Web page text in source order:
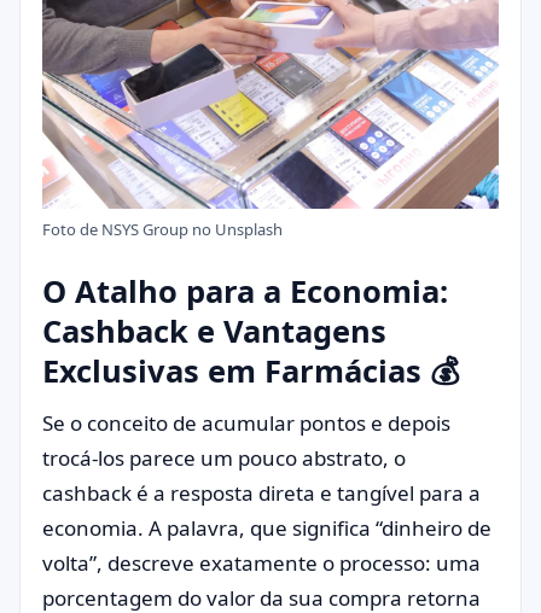
Foto de NSYS Group no Unsplash
O Atalho para a Economia:
Cashback e Vantagens
Exclusivas em Farmácias 💰
Se o conceito de acumular pontos e depois
trocá-los parece um pouco abstrato, o
cashback é a resposta direta e tangível para a
economia. A palavra, que significa “dinheiro de
volta”, descreve exatamente o processo: uma
porcentagem do valor da sua compra retorna